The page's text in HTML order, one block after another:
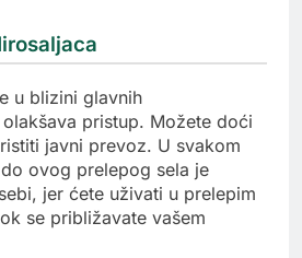
u blizini glavnih
pristup. Možete doći
javni prevoz. U svakom
ovog prelepog sela je
jer ćete uživati u prelepim
se približavate vašem